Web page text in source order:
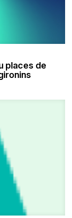
places de